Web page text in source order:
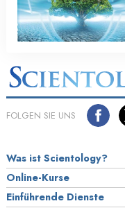
FOLGEN SIE UNS
Was ist Scientology?
Online-Kurse
Einführende Dienste